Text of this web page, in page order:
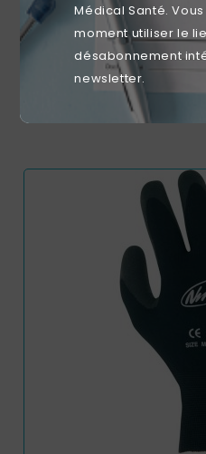
Médical Santé.
moment utiliser le
désabonnement
newsletter.
Bassin Plastique
Prix